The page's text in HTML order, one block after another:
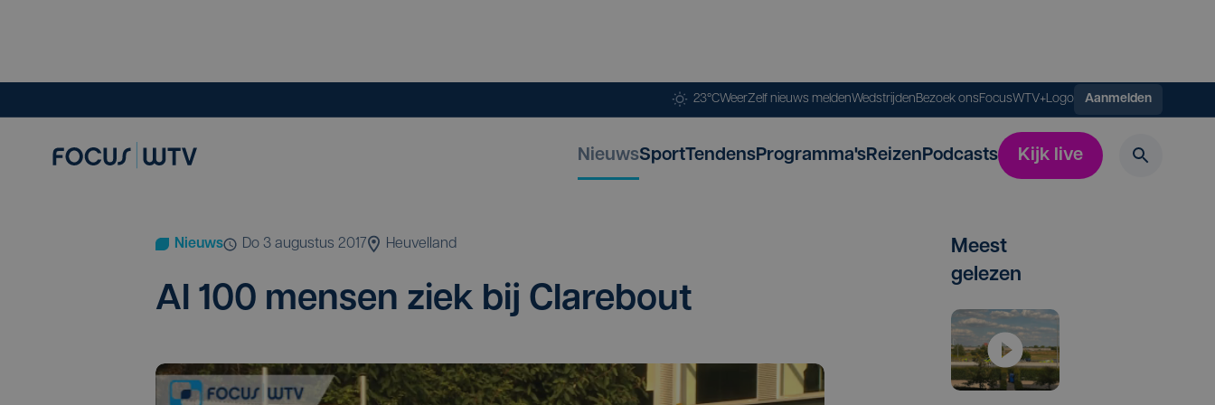
23°CWeerZelf nieuws meldenWedstrijdenBezoek onsFocusWTV+Logo Aanmelden
NieuwsSportTendensProgramma'sReizenPodcasts Kijk live
Nieuws do 3 augustus 2017 Heuvelland
Al 100 men­sen ziek bij Clarebout
Meest
gelezen